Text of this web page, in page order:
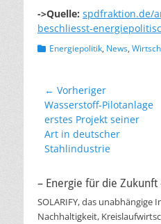
->Quelle: spdfraktion.de/
beschliesst-
Kategorien
Energiepolitik, News,
Beitragsnavigation
← Vorheriger
Vorheriger
Beitrag:
Wasserstoff-Pilotanlage
erstes Projekt seiner
Art in deutscher
Stahlindustrie
– Energie für die Zukunft
SOLARIFY, das
Nachhaltigkeit,